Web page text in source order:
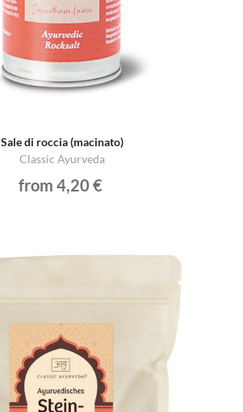
Sale di roccia (macinato)
Classic Ayurveda
from 4,20 €